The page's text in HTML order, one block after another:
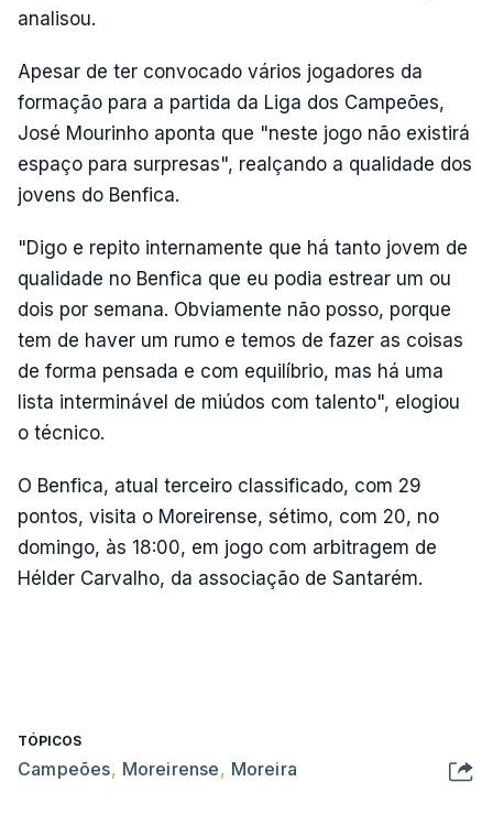
analisou.
Apesar de ter convocado vários jogadores da
formação para a partida da Liga dos Campeões,
José Mourinho aponta que "neste jogo não existirá
espaço para surpresas", realçando a qualidade dos
jovens do Benfica.
"Digo e repito internamente que há tanto jovem de
qualidade no Benfica que eu podia estrear um ou
dois por semana. Obviamente não posso, porque
tem de haver um rumo e temos de fazer as coisas
de forma pensada e com equilíbrio, mas há uma
lista interminável de miúdos com talento", elogiou
o técnico.
O Benfica, atual terceiro classificado, com 29
pontos, visita o Moreirense, sétimo, com 20, no
domingo, às 18:00, em jogo com arbitragem de
Hélder Carvalho, da associação de Santarém.
TÓPICOS
Campeões, Moreirense, Moreira